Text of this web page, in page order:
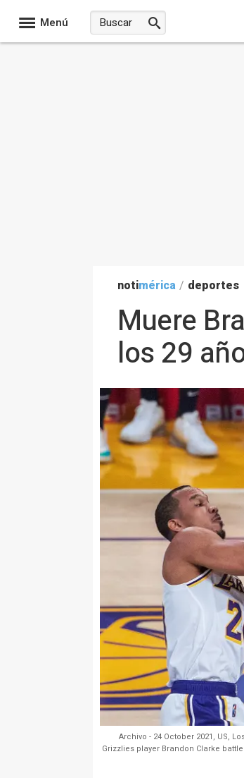
Menú
notimérica / deportes
Muere
los 29
Archivo - 24 October 2021, US,
Grizzlies player Brandon Clarke